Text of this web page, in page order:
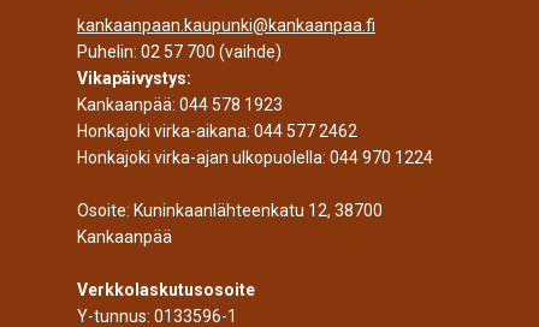
kankaanpaan.kaupunki@kankaanpaa.fi
Puhelin: 02 57 700 (vaihde)
Vikapäivystys:
Kankaanpää: 044 578 1923
Honkajoki virka-aikana: 044 577 2462
Honkajoki virka-ajan ulkopuolella: 044 970 1224
Osoite: Kuninkaanlähteenkatu 12, 38700
Kankaanpää
Verkkolaskutusosoite
Y-tunnus: 0133596-1